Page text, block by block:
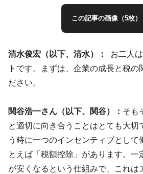
この記事の画像（5枚）
清水俊宏（以下、清水）：
お二人
トです。まずは、企業の成長と税の
ださい。
関谷浩一さん（以下、関谷）： そも
と適切に向き合うことはとても大切
う時に一つのインセンティブとして
とえば「税額控除」があります。一
が安くなるという仕組みで、これは